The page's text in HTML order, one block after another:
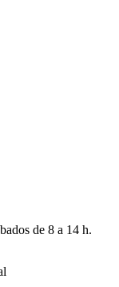
de 8 a 14 h.